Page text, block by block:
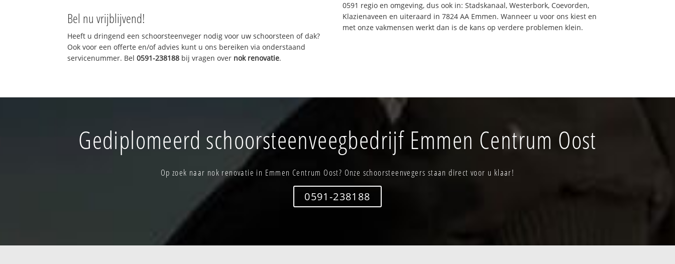
Bel nu vrijblijvend!
Heeft u dringend een schoorsteenveger nodig voor uw schoorsteen of dak?
Ook voor een offerte en/of advies kunt u ons bereiken via onderstaand
servicenummer. Bel0591-238188 bij vragen over nok renovatie.
0591 regio en omgeving, dus ook in: Stadskanaal, Westerbork, Coevorden,
Klazienaveen en uiteraard in 7824 AA Emmen. Wanneer u voor ons kiest en
met onze vakmensen werkt dan is de kans op verdere problemen klein.
Gediplomeerd schoorsteenveegbedrijf Emmen Centrum Oost
Op zoek naar nok renovatie in Emmen Centrum Oost? Onze schoorsteenvegers staan direct voor u klaar!
0591-238188